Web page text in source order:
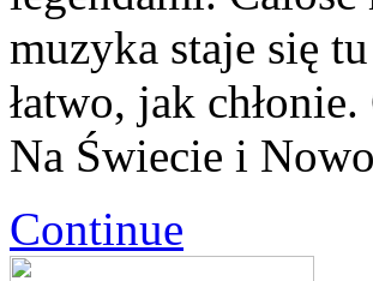
muzyka staje się
łatwo, jak
Na Świecie i
Continue